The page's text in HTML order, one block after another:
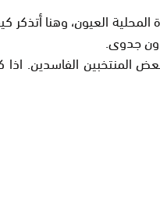
العيون، وهنا أتذكر
جدوى.
المنتخبين الفاسدين.